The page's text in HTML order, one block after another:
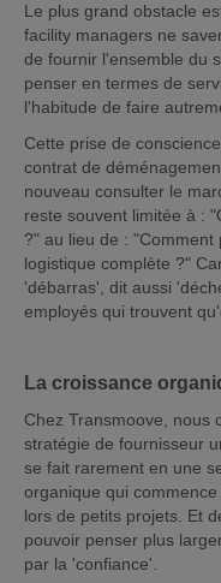
Le plus grand obstacle
facility managers ne
de fournir l'ensemble du
penser en termes de
l'habitude de faire
Cette prise de
contrat de
nouveau consulter le
reste souvent limitée à :
?" au lieu de :
logistique complète ?"
'débarras', dit aussi
employés qui trouvent
La croissance
Chez Transmoove, nous
stratégie de fournisseur
se fait rarement en une
organique qui
lors de petits projets. Et
pouvoir penser plus
par la 'confiance'.